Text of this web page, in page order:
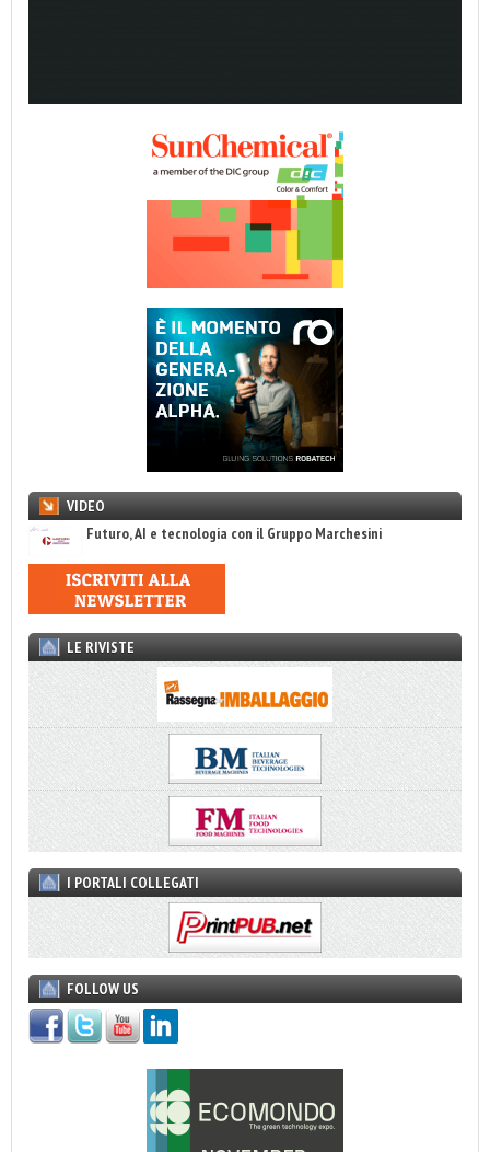
VIDEO
Futuro, AI e tecnologia con il Gruppo Marchesini
LE RIVISTE
I PORTALI COLLEGATI
FOLLOW US